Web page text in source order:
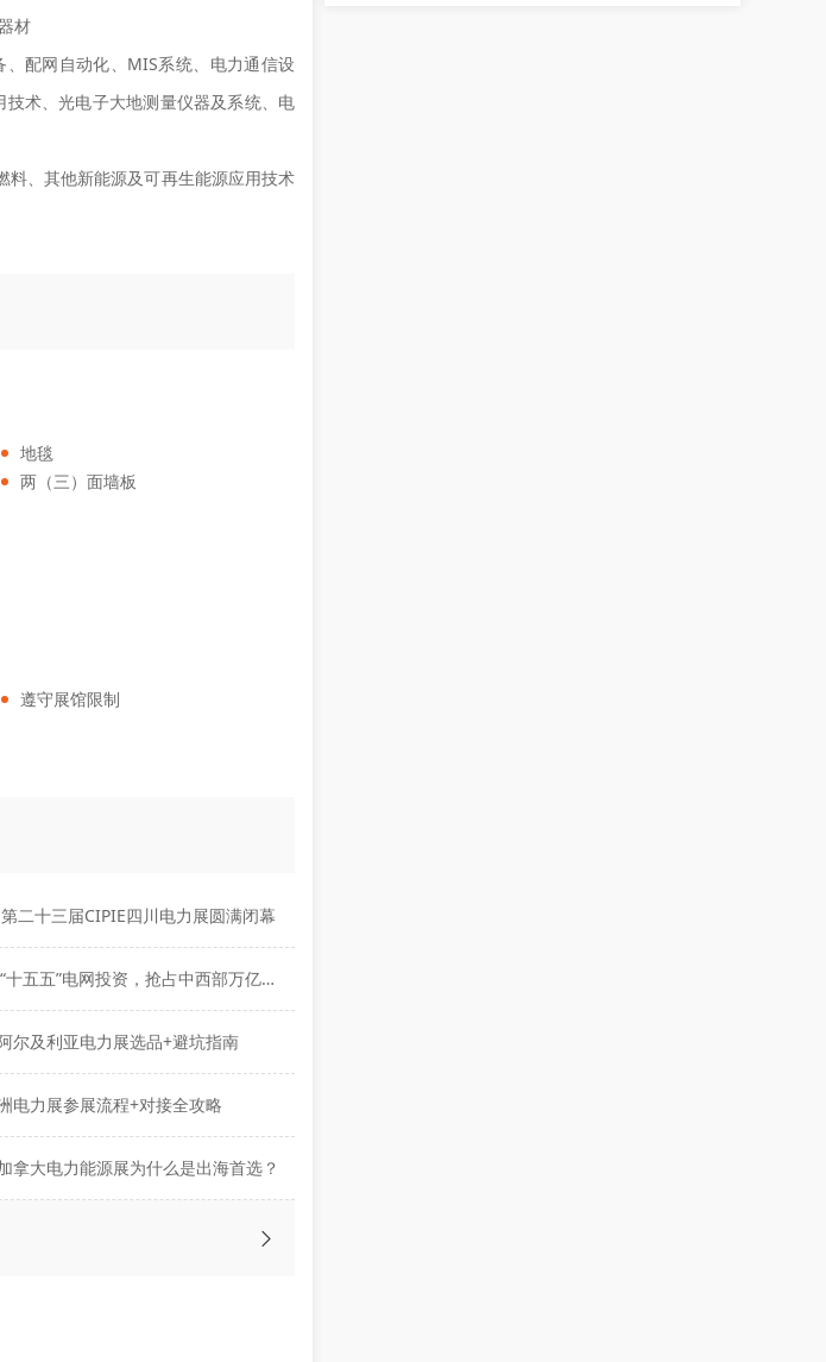
材
配网自动化、MIS系统、电力通信设
术、光电子大地测量仪器及系统、电
料、其他新能源及可再生能源应用技术
地毯
两（三）面墙板
遵守展馆限制
二十三届CIPIE四川电力展圆满闭幕
CIPIE四川电力展：布局“十五五”电网投资，抢占中西部万亿市场
尔及利亚电力展选品+避坑指南
电力展参展流程+对接全攻略
拿大电力能源展为什么是出海首选？